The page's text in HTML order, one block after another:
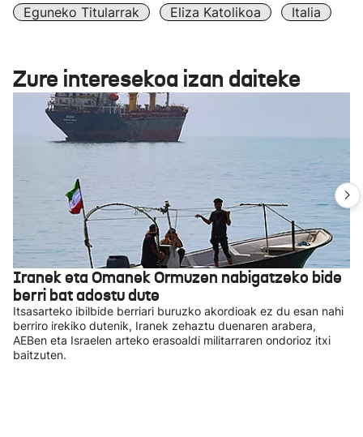
Eguneko Titularrak Eliza Katolikoa Italia
Zure interesekoa izan daiteke
Iranek eta Omanek Ormuzen nabigatzeko bide
berri bat adostu dute
Itsasarteko ibilbide berriari buruzko akordioak ez du esan nahi
berriro irekiko dutenik, Iranek zehaztu duenaren arabera,
AEBen eta Israelen arteko erasoaldi militarraren ondorioz itxi
baitzuten.